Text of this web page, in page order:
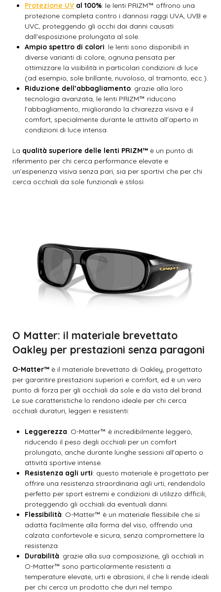
Protezione UV al 100%: le lenti PRIZM™ offrono una
protezione completa contro i dannosi raggi UVA, UVB e
UVC, proteggendo gli occhi dai danni causati
dall’esposizione prolungata al sole.
Ampio spettro di colori: le lenti sono disponibili in
diverse varianti di colore, ognuna pensata per
ottimizzare la visibilità in particolari condizioni di luce
(ad esempio, sole brillante, nuvoloso, al tramonto, ecc.).
Riduzione dell’abbagliamento: grazie alla loro
tecnologia avanzata, le lenti PRIZM™ riducono
l’abbagliamento, migliorando la chiarezza visiva e il
comfort, specialmente durante le attività all’aperto in
condizioni di luce intensa.
La qualità superiore delle lenti PRIZM™ è un punto di
riferimento per chi cerca performance elevate e
un’esperienza visiva senza pari, sia per sportivi che per chi
cerca occhiali da sole funzionali e stilosi.
O Matter: il materiale brevettato
Oakley per prestazioni senza paragoni
O-Matter™ è il materiale brevettato di Oakley, progettato
per garantire prestazioni superiori e comfort, ed è un vero
punto di forza per gli occhiali da sole e da vista del brand.
Le sue caratteristiche lo rendono ideale per chi cerca
occhiali duraturi, leggeri e resistenti:
Leggerezza: O-Matter™ è incredibilmente leggero,
riducendo il peso degli occhiali per un comfort
prolungato, anche durante lunghe sessioni all’aperto o
attività sportive intense.
Resistenza agli urti: questo materiale è progettato per
offrire una resistenza straordinaria agli urti, rendendolo
perfetto per sport estremi e condizioni di utilizzo difficili,
proteggendo gli occhiali da eventuali danni.
Flessibilità: O-Matter™ è un materiale flessibile che si
adatta facilmente alla forma del viso, offrendo una
calzata confortevole e sicura, senza compromettere la
resistenza.
Durabilità: grazie alla sua composizione, gli occhiali in
O-Matter™ sono particolarmente resistenti a
temperature elevate, urti e abrasioni, il che li rende ideali
per chi cerca un prodotto che duri nel tempo.